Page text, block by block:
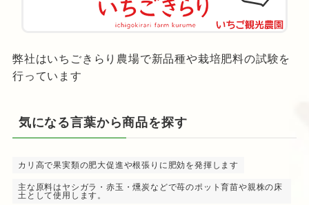
弊社はいちごきらり農場で新品種や栽培肥料の試験を
行っています
気になる言葉から商品を探す
カリ高で果実類の肥大促進や根張りに肥効を発揮します
主な原料はヤシガラ・赤玉・燻炭などで苺のポット育苗や親株の床
土として使用します。